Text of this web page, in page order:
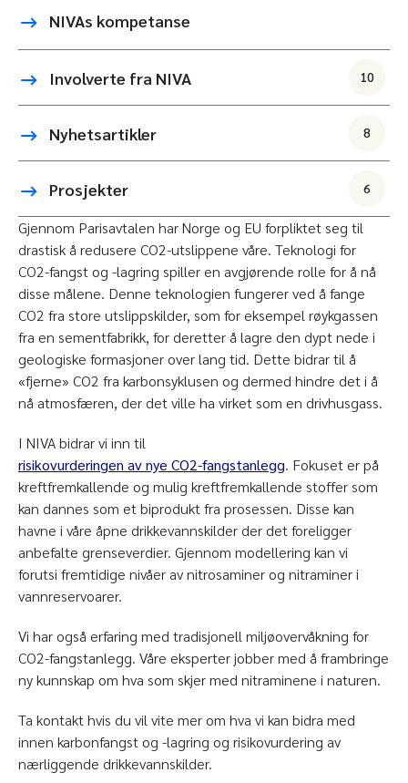
NIVAs kompetanse
Involverte fra NIVA 10
Nyhetsartikler 8
Prosjekter 6
Gjennom Parisavtalen har Norge og EU forpliktet seg til
drastisk å redusere CO2-utslippene våre. Teknologi for
CO2-fangst og -lagring spiller en avgjørende rolle for å nå
disse målene. Denne teknologien fungerer ved å fange
CO2 fra store utslippskilder, som for eksempel røykgassen
fra en sementfabrikk, for deretter å lagre den dypt nede i
geologiske formasjoner over lang tid. Dette bidrar til å
«fjerne» CO2 fra karbonsyklusen og dermed hindre det i å
nå atmosfæren, der det ville ha virket som en drivhusgass.
I NIVA bidrar vi inn til
risikovurderingen av nye CO2-fangstanlegg. Fokuset er på
kreftfremkallende og mulig kreftfremkallende stoffer som
kan dannes som et biprodukt fra prosessen. Disse kan
havne i våre åpne drikkevannskilder der det foreligger
anbefalte grenseverdier. Gjennom modellering kan vi
forutsi fremtidige nivåer av nitrosaminer og nitraminer i
vannreservoarer.
Vi har også erfaring med tradisjonell miljøovervåkning for
CO2-fangstanlegg. Våre eksperter jobber med å frambringe
ny kunnskap om hva som skjer med nitraminene i naturen.
Ta kontakt hvis du vil vite mer om hva vi kan bidra med
innen karbonfangst og -lagring og risikovurdering av
nærliggende drikkevannskilder.